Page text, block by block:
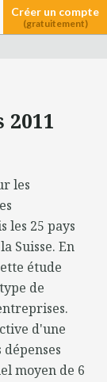
Créer un compte
(gratuitement)
les
les 25 pays
Suisse. En
étude
de
d'une
moyen de 6